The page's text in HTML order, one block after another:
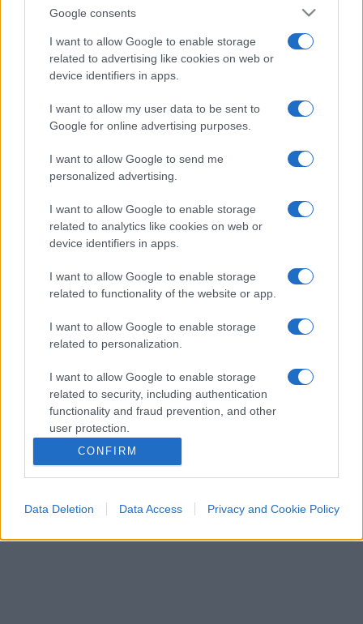
Google consents
I want to allow Google to enable storage
related to advertising like cookies on web or
device identifiers in apps.
I want to allow my user data to be sent to
Google for online advertising purposes.
I want to allow Google to send me
personalized advertising.
I want to allow Google to enable storage
related to analytics like cookies on web or
device identifiers in apps.
I want to allow Google to enable storage
related to functionality of the website or app.
I want to allow Google to enable storage
related to personalization.
I want to allow Google to enable storage
related to security, including authentication
functionality and fraud prevention, and other
user protection.
CONFIRM
Data Deletion Data Access Privacy and Cookie Policy
20 Aprile 2022, 13:49
IL PIÙ LETTO DEL MESE
CULTURA 3.6k
Dobbiamo scusarci per la grandezza: questa è
l'Odissea di Nolan